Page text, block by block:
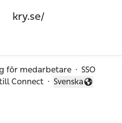
kry.se/
för medarbetare · SSO
Connect ·
Byt språk
Svenska